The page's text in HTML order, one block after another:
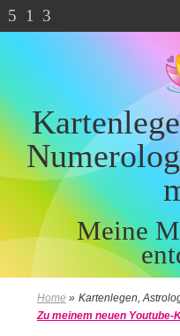
5 1 3
Meine
Home » Kartenlegen,
Zu meinem neuen Youtube-